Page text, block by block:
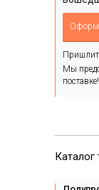
Мы
поставке!
Каталог